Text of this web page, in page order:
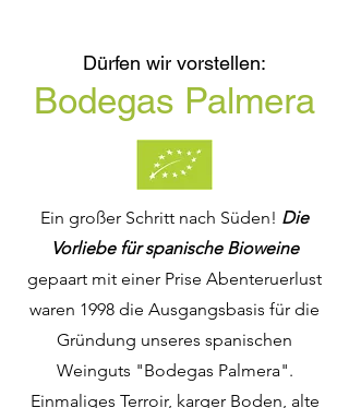
Dürfen wir vorstellen:
Bodegas Palmera
Ein großer Schritt nach Süden! Die
Vorliebe für spanische Bioweine
gepaart mit einer Prise Abenteruerlust
waren 1998 die Ausgangsbasis für die
Gründung unseres spanischen
Weinguts "Bodegas Palmera".
Einmaliges Terroir, karger Boden, alte